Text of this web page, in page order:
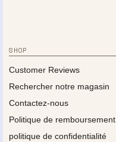
SHOP
Customer Reviews
Rechercher notre magasin
Contactez-nous
Politique de remboursement
politique de confidentialité